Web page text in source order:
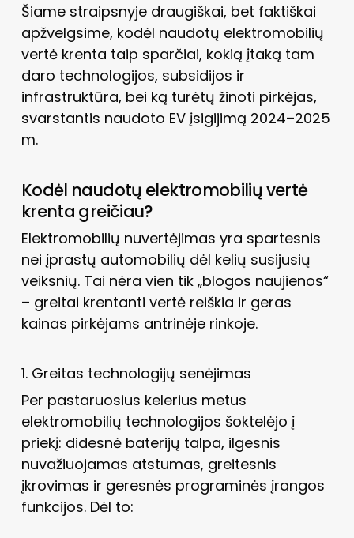
Šiame straipsnyje draugiškai, bet faktiškai
apžvelgsime, kodėl naudotų elektromobilių
vertė krenta taip sparčiai, kokią įtaką tam
daro technologijos, subsidijos ir
infrastruktūra, bei ką turėtų žinoti pirkėjas,
svarstantis naudoto EV įsigijimą 2024–2025
m.
Kodėl naudotų elektromobilių vertė
krenta greičiau?
Elektromobilių nuvertėjimas yra spartesnis
nei įprastų automobilių dėl kelių susijusių
veiksnių. Tai nėra vien tik „blogos naujienos“
– greitai krentanti vertė reiškia ir geras
kainas pirkėjams antrinėje rinkoje.
1. Greitas technologijų senėjimas
Per pastaruosius kelerius metus
elektromobilių technologijos šoktelėjo į
priekį: didesnė baterijų talpa, ilgesnis
nuvažiuojamas atstumas, greitesnis
įkrovimas ir geresnės programinės įrangos
funkcijos. Dėl to: